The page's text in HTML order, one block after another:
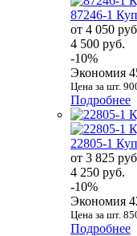
87246-1
от 4 050
4 500 руб.
-10%
Экономия
Цена за шт.
Подробнее
22805-1
от 3 825
4 250 руб.
-10%
Экономия
Цена за шт.
Подробнее